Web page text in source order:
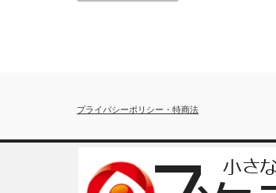
プライバシーポリシー・特商法